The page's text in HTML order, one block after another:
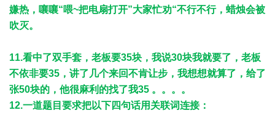
嫌热，嚷嚷“喂~把电扇打开”大家忙劝“不行不行，蜡烛会被
吹灭。
11.看中了双手套，老板要35块，我说30块我就要了，老板
不依非要35，讲了几个来回不肯让步，我想想就算了，给了
张50块的，他很麻利的找了我35 。。。。
12.一道题目要求把以下四句话用关联词连接：